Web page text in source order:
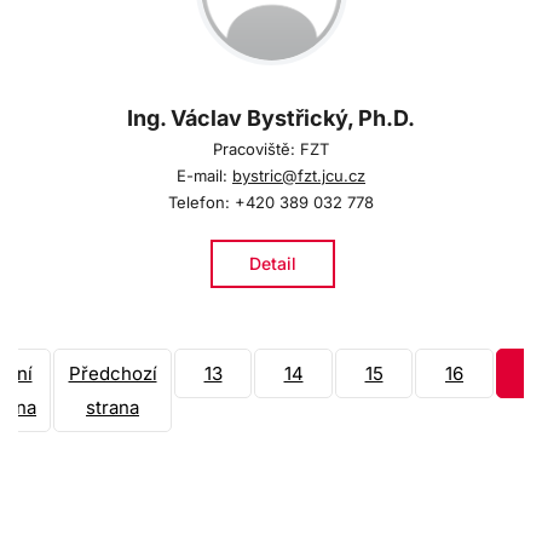
Ing. Václav Bystřický, Ph.D.
Pracoviště: FZT
E-mail: bystric@fzt.jcu.cz
Telefon: +420 389 032 778
Detail
Předchozí
strana
13 14 15 16